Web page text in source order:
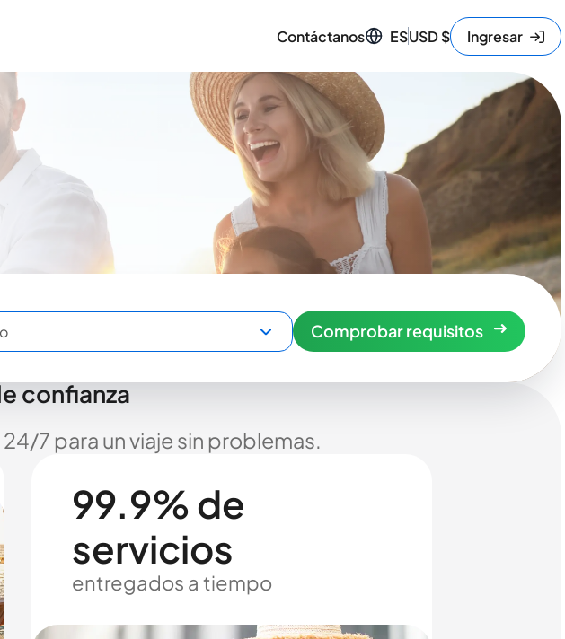
Contáctanos ESUSD$ Ingresar
Comprobar requisitos
confianza
7 para un viaje sin problemas.
99.9% de
servicios
entregados a tiempo